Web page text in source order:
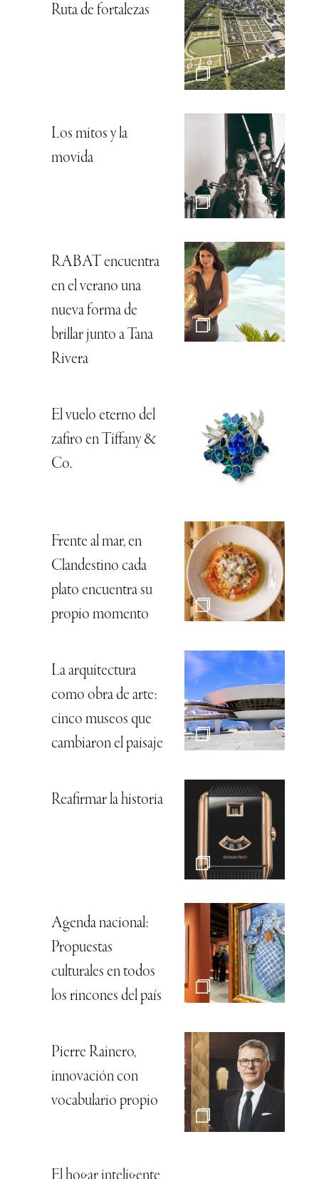
Ruta de fortalezas
Los mitos y la
movida
RABAT encuentra
en el verano una
nueva forma de
brillar junto a Tana
Rivera
El vuelo eterno del
zafiro en Tiffany &
Co.
Frente al mar, en
Clandestino cada
plato encuentra su
propio momento
La arquitectura
como obra de arte:
cinco museos que
cambiaron el paisaje
Reafirmar la historia
Agenda nacional:
Propuestas
culturales en todos
los rincones del país
Pierre Rainero,
innovación con
vocabulario propio